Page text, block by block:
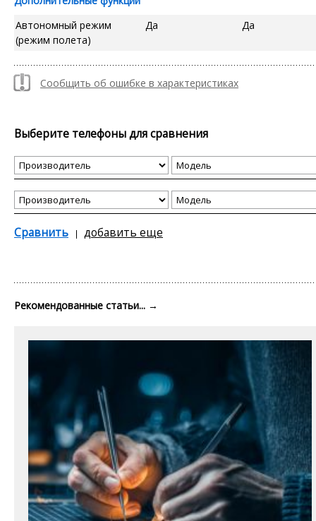
Автономный режим
(режим полета)
Да Да
Сообщить об ошибке в характеристиках
Выберите телефоны для сравнения
Сравнить добавить еще
Рекомендованные статьи... →